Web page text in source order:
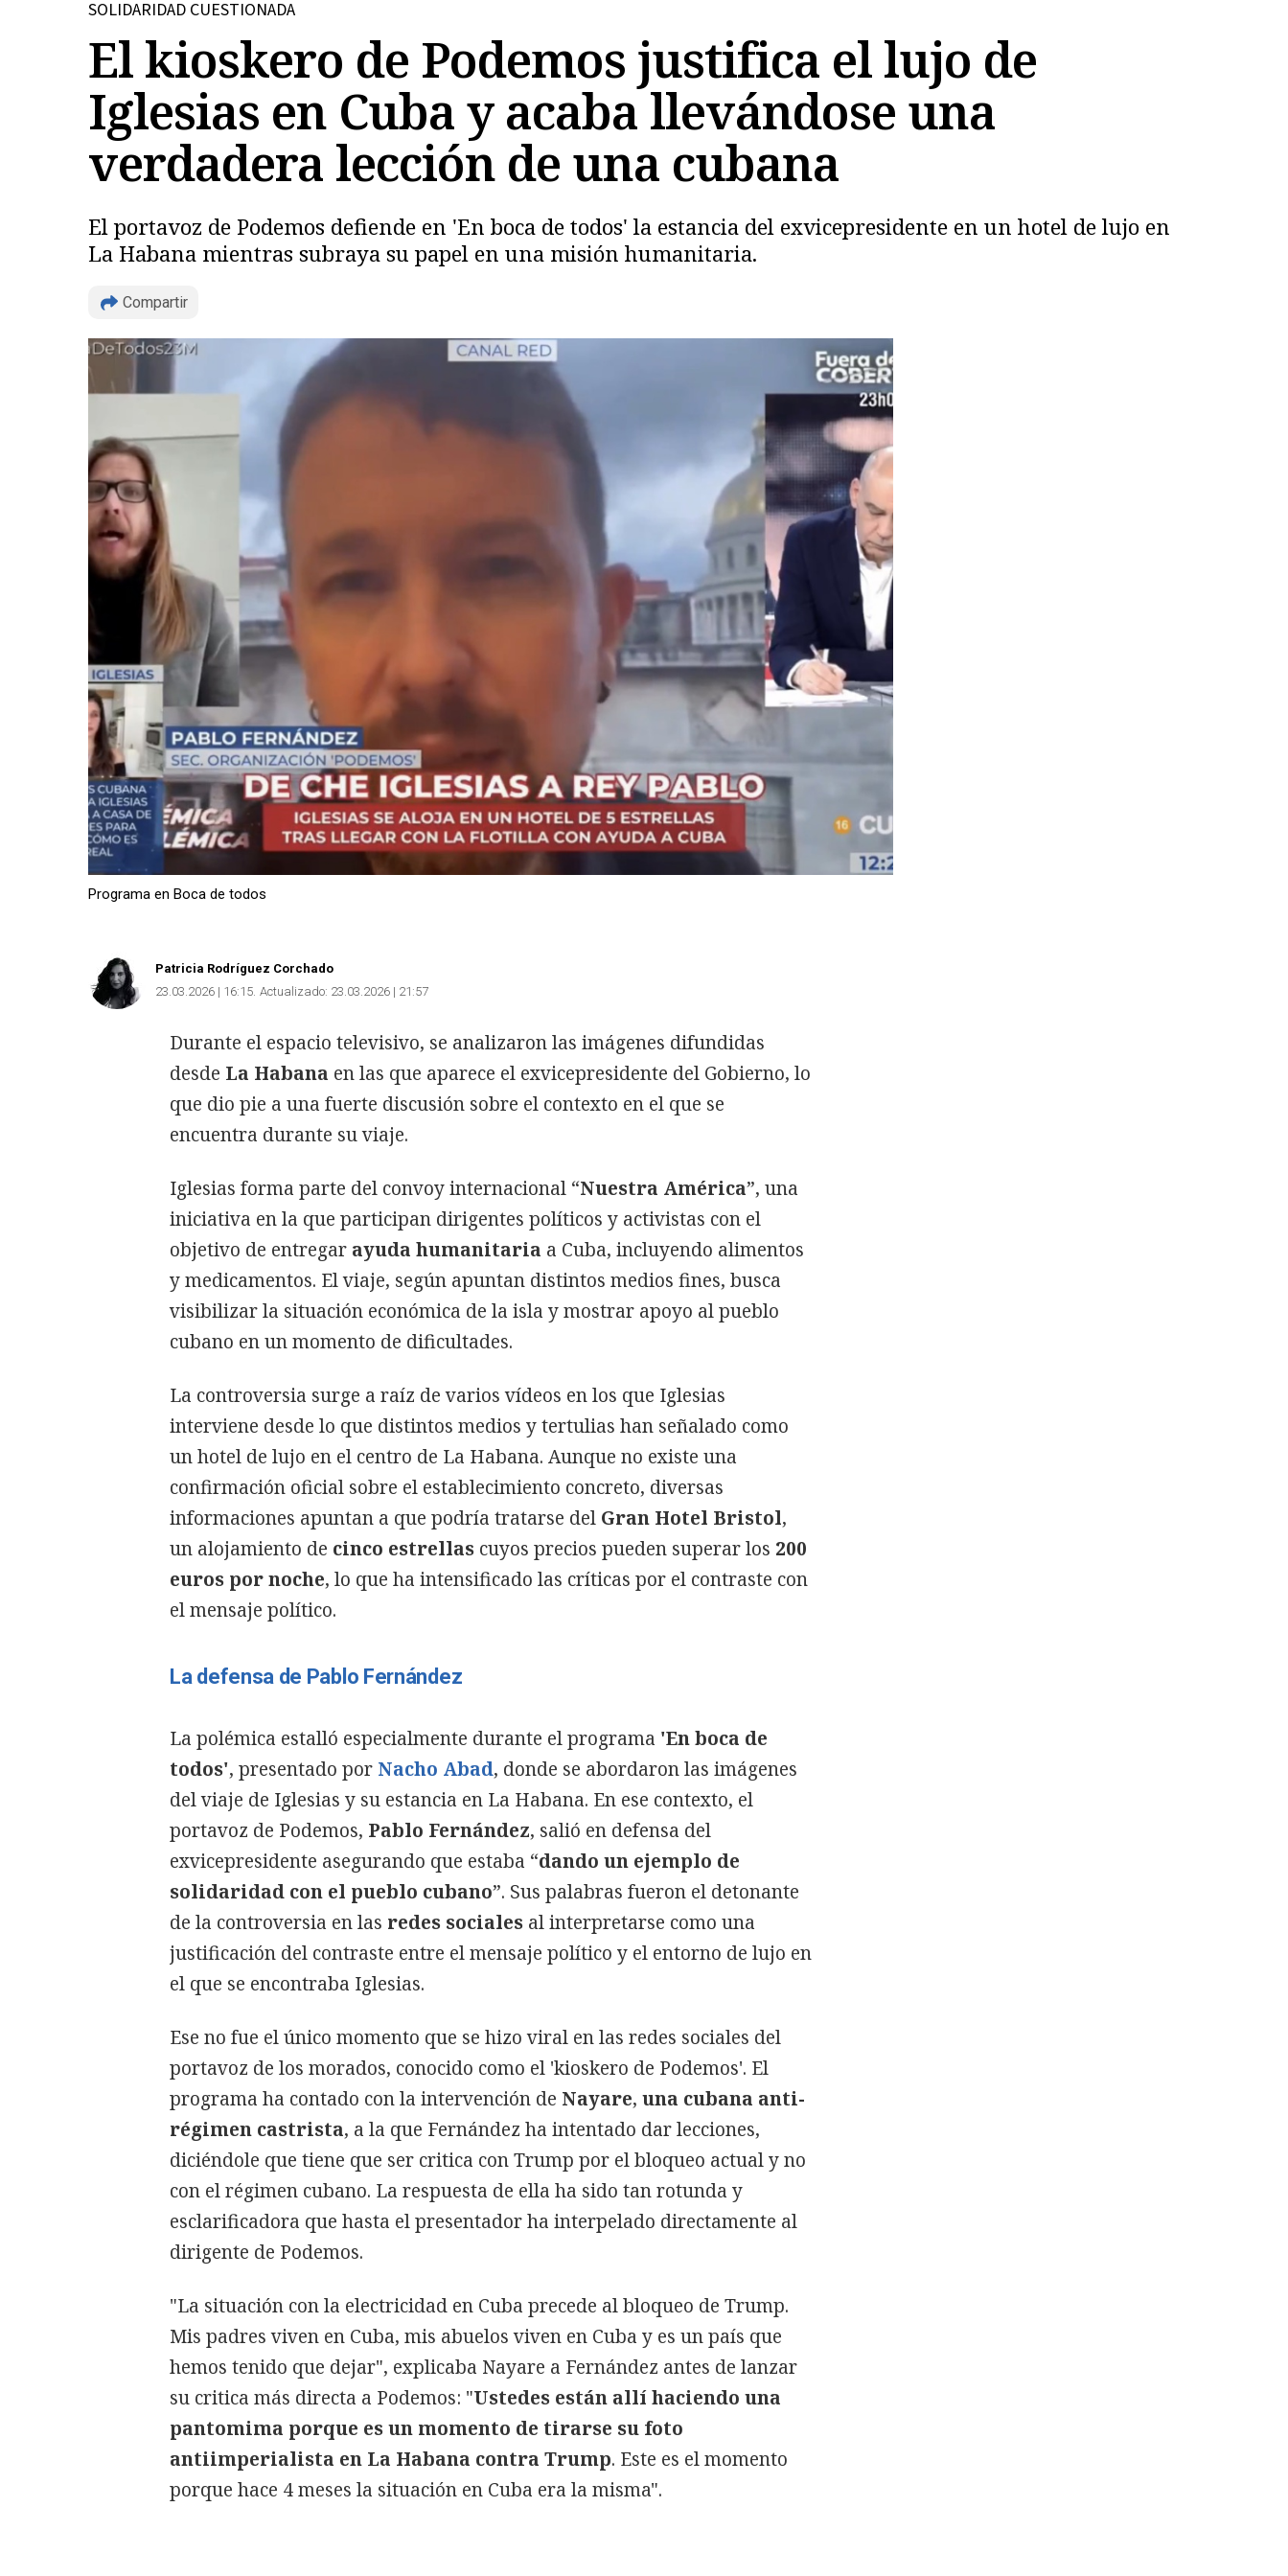
SOLIDARIDAD CUESTIONADA
El kioskero de Podemos justifica el lujo de
Iglesias en Cuba y acaba llevándose una
verdadera lección de una cubana
El portavoz de Podemos defiende en 'En boca de todos' la estancia del exvicepresidente en un hotel de lujo en
La Habana mientras subraya su papel en una misión humanitaria.
Compartir
Copiar
Programa en Boca de todos
Patricia Rodríguez Corchado
23.03.2026 | 16:15 Actualizado: 23.03.2026 | 21:57
Durante el espacio televisivo, se analizaron las imágenes difundidas
desde La Habana en las que aparece el exvicepresidente del Gobierno, lo
que dio pie a una fuerte discusión sobre el contexto en el que se
encuentra durante su viaje.
Iglesias forma parte del convoy internacional “Nuestra América”, una
iniciativa en la que participan dirigentes políticos y activistas con el
objetivo de entregar ayuda humanitaria a Cuba, incluyendo alimentos
y medicamentos. El viaje, según apuntan distintos medios fines, busca
visibilizar la situación económica de la isla y mostrar apoyo al pueblo
cubano en un momento de dificultades.
La controversia surge a raíz de varios vídeos en los que Iglesias
interviene desde lo que distintos medios y tertulias han señalado como
un hotel de lujo en el centro de La Habana. Aunque no existe una
confirmación oficial sobre el establecimiento concreto, diversas
informaciones apuntan a que podría tratarse del Gran Hotel Bristol,
un alojamiento de cinco estrellas cuyos precios pueden superar los 200
euros por noche, lo que ha intensificado las críticas por el contraste con
el mensaje político.
La defensa de Pablo Fernández
La polémica estalló especialmente durante el programa 'En boca de
todos', presentado por Nacho Abad, donde se abordaron las imágenes
del viaje de Iglesias y su estancia en La Habana. En ese contexto, el
portavoz de Podemos, Pablo Fernández, salió en defensa del
exvicepresidente asegurando que estaba “dando un ejemplo de
solidaridad con el pueblo cubano”. Sus palabras fueron el detonante
de la controversia en las redes sociales al interpretarse como una
justificación del contraste entre el mensaje político y el entorno de lujo en
el que se encontraba Iglesias.
Ese no fue el único momento que se hizo viral en las redes sociales del
portavoz de los morados, conocido como el 'kioskero de Podemos'. El
programa ha contado con la intervención de Nayare, una cubana anti-
régimen castrista, a la que Fernández ha intentado dar lecciones,
diciéndole que tiene que ser critica con Trump por el bloqueo actual y no
con el régimen cubano. La respuesta de ella ha sido tan rotunda y
esclarificadora que hasta el presentador ha interpelado directamente al
dirigente de Podemos.
"La situación con la electricidad en Cuba precede al bloqueo de Trump.
Mis padres viven en Cuba, mis abuelos viven en Cuba y es un país que
hemos tenido que dejar", explicaba Nayare a Fernández antes de lanzar
su critica más directa a Podemos: "Ustedes están allí haciendo una
pantomima porque es un momento de tirarse su foto
antiimperialista en La Habana contra Trump. Este es el momento
porque hace 4 meses la situación en Cuba era la misma".